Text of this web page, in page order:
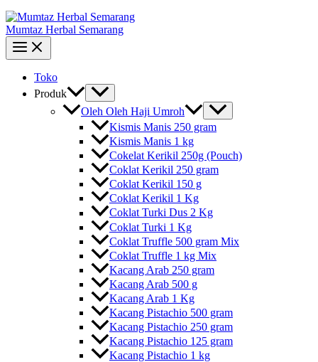
Mumtaz Herbal Semarang
Toko
Produk
Oleh Oleh Haji Umroh
Kismis Manis 250 gram
Kismis Manis 1 kg
Cokelat Kerikil 250g (Pouch)
Coklat Kerikil 250 gram
Coklat Kerikil 150 g
Coklat Kerikil 1 Kg
Coklat Turki Dus 2 Kg
Coklat Turki 1 Kg
Coklat Truffle 500 gram Mix
Coklat Truffle 1 kg Mix
Kacang Arab 250 gram
Kacang Arab 500 g
Kacang Arab 1 Kg
Kacang Pistachio 500 gram
Kacang Pistachio 250 gram
Kacang Pistachio 125 gram
Kacang Pistachio 1 kg